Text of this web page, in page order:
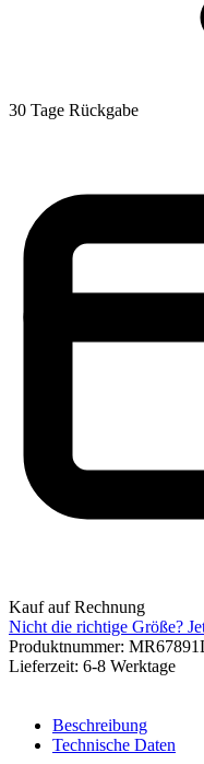
30 Tage Rückgabe
Kauf auf Rechnung
Nicht die richtige Größe?
Produktnummer:
Lieferzeit: 6-8 Werktage
Beschreibung
Technische Daten